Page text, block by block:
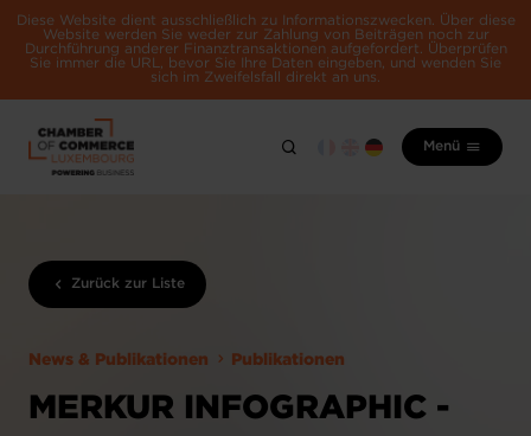
Diese Website dient ausschließlich zu Informationszwecken. Über diese
Website werden Sie weder zur Zahlung von Beiträgen noch zur
Durchführung anderer Finanztransaktionen aufgefordert. Überprüfen
Sie immer die URL, bevor Sie Ihre Daten eingeben, und wenden Sie
sich im Zweifelsfall direkt an uns.
Menü
Zurück zur Liste
News & Publikationen Publikationen
MERKUR INFOGRAPHIC -